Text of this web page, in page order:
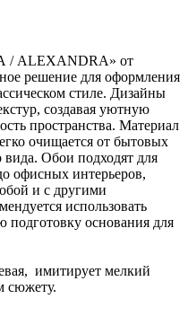
/ ALEXANDRA» от
решение для оформления
стиле. Дизайны
создавая уютную
пространства. Материал
очищается от бытовых
вида. Обои подходят для
интерьеров,
и с другими
использовать
подготовку основания для
имитирует мелкий
сюжету.